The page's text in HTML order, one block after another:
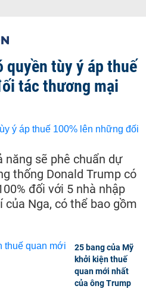
quyền tùy ý áp thuế
tác thương mại
năng sẽ phê chuẩn dự
thống Donald Trump có
đối với 5 nhà nhập
của Nga, có thể bao gồm
25 bang của Mỹ
khởi kiện thuế
quan mới nhất
của ông Trump